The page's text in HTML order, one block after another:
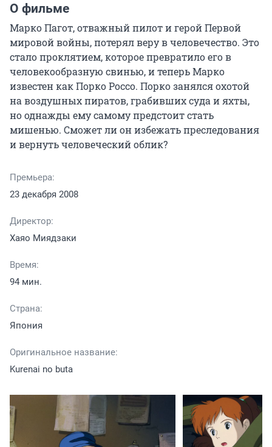
О фильме
Марко Пагот, отважный пилот и герой Первой
мировой войны, потерял веру в человечество. Это
стало проклятием, которое превратило его в
человекообразную свинью, и теперь Марко
известен как Порко Россо. Порко занялся охотой
на воздушных пиратов, грабивших суда и яхты,
но однажды ему самому предстоит стать
мишенью. Сможет ли он избежать преследования
и вернуть человеческий облик?
Премьера:
23 декабря 2008
Директор:
Хаяо Миядзаки
Время:
94 мин.
Страна:
Япония
Оригинальное название:
Kurenai no buta